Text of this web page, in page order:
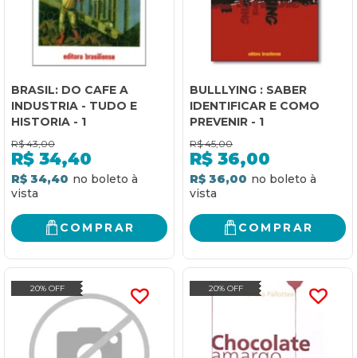
BRASIL: DO CAFE A
INDUSTRIA - TUDO E
HISTORIA - 1
R$ 43,00
R$ 34,40
R$ 34,40
COMPRAR
BULLLYING : SABER
IDENTIFICAR E COMO
PREVENIR - 1
R$ 45,00
R$ 36,00
R$ 36,00
COMPRAR
20% OFF 20% OFF